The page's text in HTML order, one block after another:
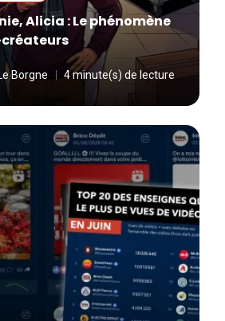
Alicia : Le phénomène
Borgne 4 minute(s) de lecture